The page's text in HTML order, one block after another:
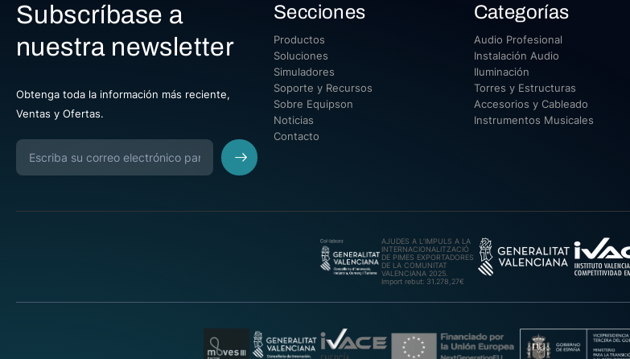
Subscríbase a
nuestra newsletter
Obtenga toda la información más reciente,
Ventas y Ofertas.
Secciones
Productos
Soluciones
Simuladores
Soporte y Recursos
Sobre Equipson
Noticias
Contacto
Categorías
Audio Profesional
Instalación Audio
Iluminación
Torres y Estructuras
Accesorios y Cableado
Instrumentos Musicales
AJUDES A L’IMPULS A LA
INTERNACIONALITZACIÓ
DE PIMES EXPORTADORES
DE LA COMUNITAT
VALENCIANA 2025.
Import rebut: 31.278,27€